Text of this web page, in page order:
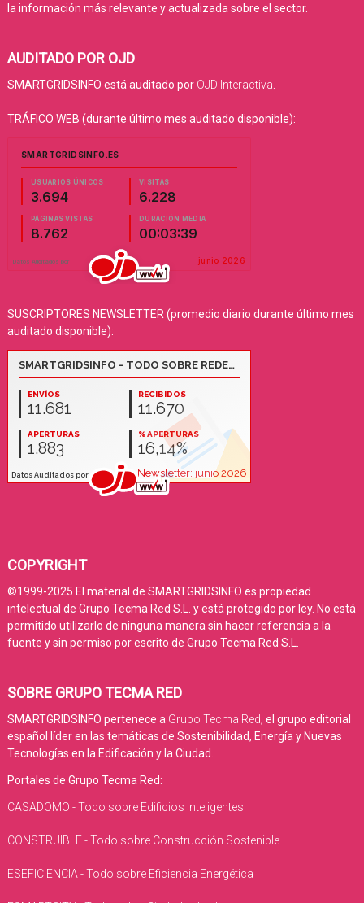
la información más relevante y actualizada sobre el sector.
AUDITADO POR OJD
SMARTGRIDSINFO está auditado por OJD Interactiva
TRÁFICO WEB (durante último mes auditado disponible):
SUSCRIPTORES NEWSLETTER (promedio diario durante último mes
auditado disponible):
COPYRIGHT
©1999-2025 El material de SMARTGRIDSINFO es propiedad
intelectual de Grupo Tecma Red S.L. y está protegido por ley. No está
permitido utilizarlo de ninguna manera sin hacer referencia a la
fuente y sin permiso por escrito de Grupo Tecma Red S.L.
SOBRE GRUPO TECMA RED
SMARTGRIDSINFO pertenece a Grupo Tecma Red, el grupo editorial
español líder en las temáticas de Sostenibilidad, Energía y Nuevas
Tecnologías en la Edificación y la Ciudad.
Portales de Grupo Tecma Red:
CASADOMO - Todo sobre Edificios Inteligentes
CONSTRUIBLE - Todo sobre Construcción Sostenible
ESEFICIENCIA - Todo sobre Eficiencia Energética